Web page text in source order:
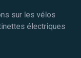
sur les vélos
électriques